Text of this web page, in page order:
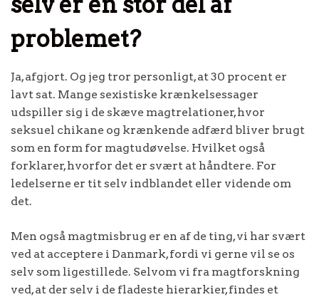
problemet?
Ja, afgjort. Og jeg tror personligt, at 30 procent er
lavt sat. Mange sexistiske krænkelsessager
udspiller sig i de skæve magtrelationer, hvor
seksuel chikane og krænkende adfærd bliver brugt
som en form for magtudøvelse. Hvilket også
forklarer, hvorfor det er svært at håndtere. For
ledelserne er tit selv indblandet eller vidende om
det.
Men også magtmisbrug er en af de ting, vi har svært
ved at acceptere i Danmark, fordi vi gerne vil se os
selv som ligestillede. Selvom vi fra magtforskning
ved, at der selv i de fladeste hierarkier, findes et